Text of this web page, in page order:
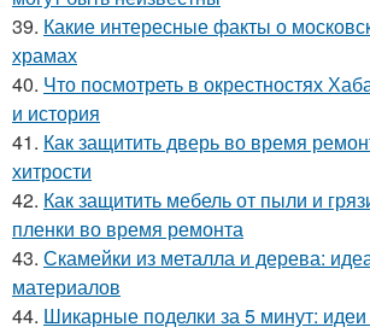
39. Какие интересные факты о
храмах
40. Что посмотреть в окрестностях
и история
41. Как защитить дверь во время
хитрости
42. Как защитить мебель от пыли и
пленки во время ремонта
43. Скамейки из металла и дерева:
материалов
44. Шикарные поделки за 5 минут: